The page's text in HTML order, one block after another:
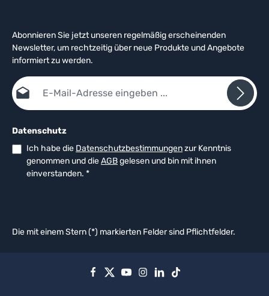
Abonnieren Sie jetzt unseren regelmäßig erscheinenden
Newsletter, um rechtzeitig über neue Produkte und Angebote
informiert zu werden.
E-Mail-Adresse*
Datenschutz
Ich habe die Datenschutzbestimmungenzur Kenntnis
genommen und dieAGBgelesen und bin mit ihnen
einverstanden. *
Die mit einem Stern (*) markierten Felder sind Pflichtfelder.